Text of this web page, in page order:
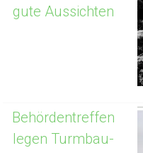
gute Aussichten
Behördentreffen
legen Turmbau-